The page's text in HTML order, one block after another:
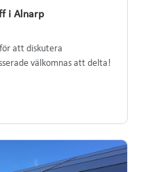
i Alnarp
att diskutera
välkomnas att delta!